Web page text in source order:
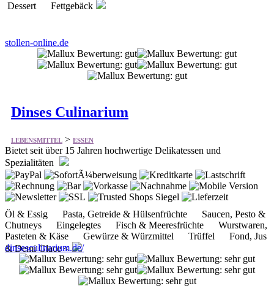
Dessert Fettgebäck
stollen-online.de
Dinses Culinarium
LEBENSMITTEL > ESSEN
Bietet seit über 15 Jahren hochwertige Delikatessen und
Spezialitäten
Öl & Essig Pasta, Getreide & Hülsenfrüchte Saucen, Pesto &
Chutneys Eingelegtes Fisch & Meeresfrüchte Wurstwaren,
Pasteten & Käse Gewürze & Würzmittel Trüffel Fond, Jus
& Demi Glace <
dinsesculinarium.de/